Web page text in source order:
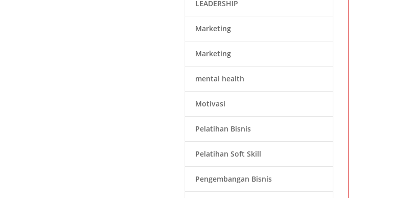
LEADERSHIP
Marketing
Marketing
mental health
Motivasi
Pelatihan Bisnis
Pelatihan Soft Skill
Pengembangan Bisnis